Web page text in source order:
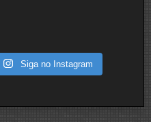
Siga no Instagram